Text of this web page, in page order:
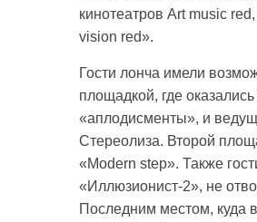
кинотеатров Art music
vision red».
Гости лонча имели
площадкой, где
«аплодисменты», и
Стереолиза. Второй
«Modern step». Также
«Иллюзионист-2», не
Последним местом, куда